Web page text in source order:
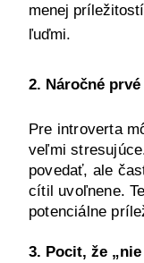
menej
ľuďmi.
2. Náročné
Pre introverta
veľmi
povedať, ale
cítil uvoľnene.
potenciálne
3. Pocit, že